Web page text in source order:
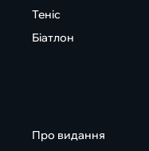
Теніс
Біатлон
Про видання